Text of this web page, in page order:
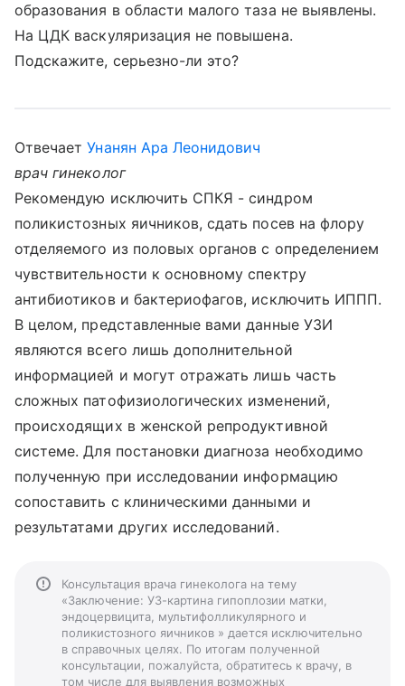
образования в области малого таза не выявлены.
На ЦДК васкуляризация не повышена.
Подскажите, серьезно-ли это?
ОтвечаетУнанян Ара Леонидович
врач гинеколог
Рекомендую исключить СПКЯ - синдром
поликистозных яичников, сдать посев на флору
отделяемого из половых органов с определением
чувствительности к основному спектру
антибиотиков и бактериофагов, исключить ИППП.
В целом, представленные вами данные УЗИ
являются всего лишь дополнительной
информацией и могут отражать лишь часть
сложных патофизиологических изменений,
происходящих в женской репродуктивной
системе. Для постановки диагноза необходимо
полученную при исследовании информацию
сопоставить с клиническими данными и
результатами других исследований.
Консультация врача гинеколога на тему
«Заключение: УЗ-картина гипоплозии матки,
эндоцервицита, мультифолликулярного и
поликистозного яичников » дается исключительно
в справочных целях. По итогам полученной
консультации, пожалуйста, обратитесь к врачу, в
том числе для выявления возможных